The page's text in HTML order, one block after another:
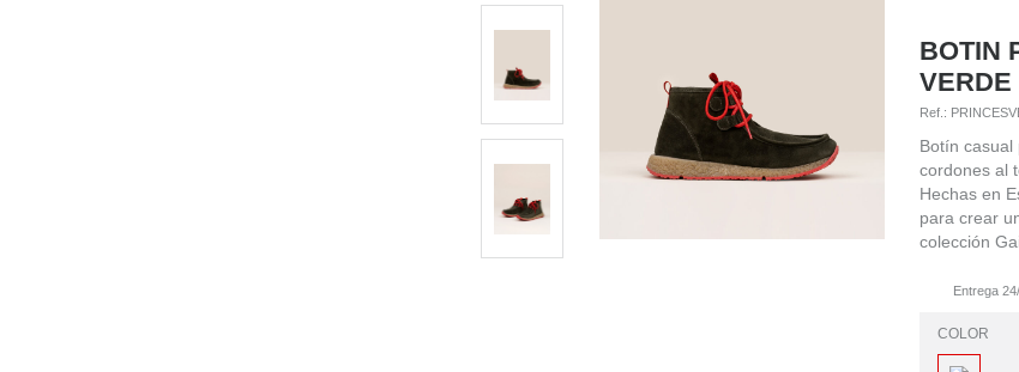
BOTIN
VERDE
Ref.:
Botín casual
cordones al
Hechas en
para crear
colección
Entrega
COLOR